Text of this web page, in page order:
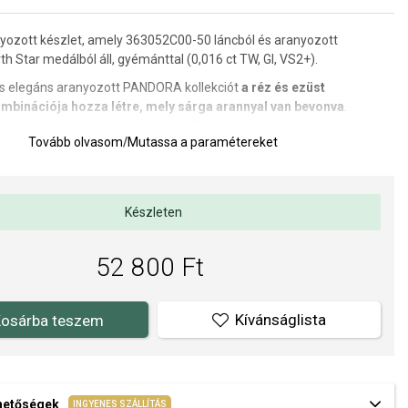
készlet, amely 363052C00-50 láncból és aranyozott
Star medálból áll, gyémánttal (0,016 ct TW, GI, VS2+).
elegáns aranyozott PANDORA kollekcióta réz és ezüst
hozza létre, mely sárga arannyal van bevonva
következtében hangsúlyosabbá, és enyhén rózsaszínűbbé
csak ideiglenes felületkezelés, és a garancia nem
(www.Pandora.net) hivatalos forgalmazója. Biztos lehet
ékszert vásárol, komplett márkás csomagolásban.
Tovább olvasom/Mutassa a paramétereket
Készleten
52 800 Ft
teszem Kívánságlista
INGYENES SZÁLLÍTÁS